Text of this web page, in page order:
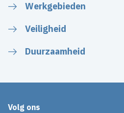
Werkgebieden
Veiligheid
Duurzaamheid
Volg ons